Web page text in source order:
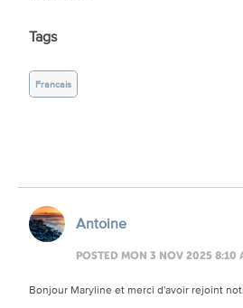
Tags
Francais
Antoine
POSTED MON 3 NOV 2025 8:10
Bonjour Maryline et merci d'avoir rejoint